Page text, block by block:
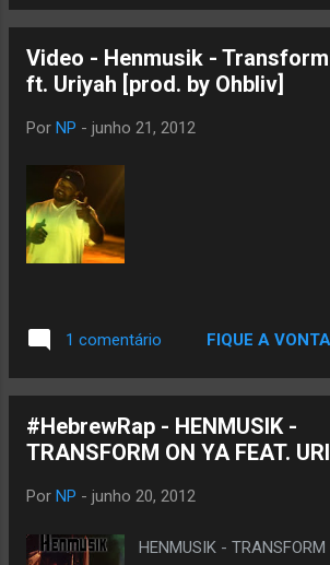
Sim,Ajude votando,vote
um e Vota pra Fortalecer
AQUI
Video - Henmusik - Transform
ft. Uriyah [prod. by Ohbliv]
Por NP - junho 21, 2012
1 comentário FIQUE A
#HebrewRap - HENMUSIK -
TRANSFORM ON YA FEAT.
Por NP - junho 20, 2012
HENMUSIK - TRANSFORM